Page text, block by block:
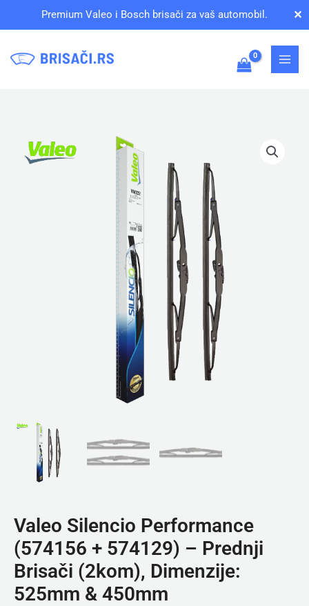
Premium Valeo i Bosch brisači za vaš automobil. ✕
Valeo Silencio Performance
(574156 + 574129) – Prednji
Brisači (2kom), Dimenzije:
525mm & 450mm